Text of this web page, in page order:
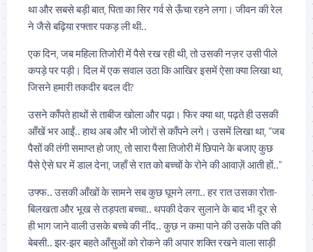
था और सबसे बड़ी बात, पिता का सिर गर्व से ऊँचा रहने लगा। जीवन की रेल
ने जैसे बढ़िया रफ्तार पकड़ ली थी..
एक दिन, जब महिला तिजोरी में पैसे रख रही थी, तो उसकी नज़र उसी पीले
कपड़े पर पड़ी। दिल में एक सवाल उठा कि आखिर इसमें ऐसा क्या लिखा था,
जिसने हमारी तकदीर बदल दी?
उसने काँपते हाथों से ताबीज खोला और पढ़ा। फिर क्या था, पढ़ते ही उसकी
आँखें भर आईं.. हाथ अब और भी जोरों से काँपने लगे। उसमें लिखा था, “जब
पैसों की तंगी समाप्त हो जाए, तो सारा पैसा तिजोरी में छिपाने के बजाए कुछ
पैसे ऐसे घर में डाल देना, जहाँ से रात को बच्चों के रोने की आवाज़ें आती हों..”
उफ्फ.. उसकी आँखों के सामने सब कुछ घूमने लगा.. हर रात उसका रोता-
बिलखता और भूख से तड़पता बच्चा.. थपकी देकर सुलाने के बाद भी दूर से
ही भाग जाने वाली उसके बच्चे की नींद.. कुछ न कमा पाने की उसके पति की
बेबसी.. झर-झर बहते आँसुओं को रोकने की अपार शक्ति रखने वाला साड़ी